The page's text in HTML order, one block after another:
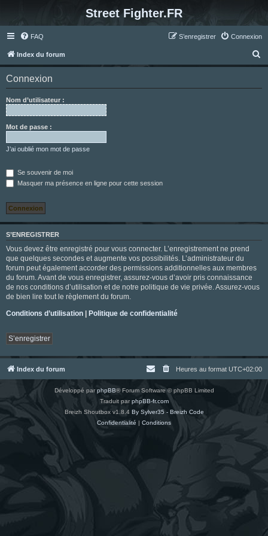
Street Fighter.FR
FAQ Connexion
S’enregistrer
Index du forum
e
Connexion
Nom d’utilisateur :
Mot de passe :
J’ai oublié mon mot de passe
Se souvenir de moi
Masquer ma présence en ligne pour cette session
S’ENREGISTRER
Vous devez être enregistré pour vous connecter. L’enregistrement ne prend
que quelques secondes et augmente vos possibilités. L’administrateur du
forum peut également accorder des permissions additionnelles aux membres
du forum. Avant de vous enregistrer, assurez-vous d’avoir pris connaissance
de nos conditions d’utilisation et de notre politique de vie privée. Assurez-vous
de bien lire tout le règlement du forum.
Conditions d’utilisation | Politique de confidentialité
S’enregistrer
Index du forum Heures au format UTC+02:00
Développé parphpBB® Forum Software © phpBB Limited
Traduit parphpBB-fr.com
Breizh Shoutbox v1.8.4 By Sylver35 - Breizh Code
Confidentialité | Conditions